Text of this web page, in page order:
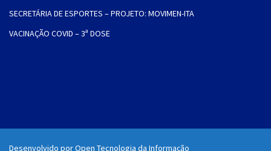
SECRETÁRIA DE ESPORTES – PROJETO: MOVIMEN-ITA
VACINAÇÃO COVID – 3ª DOSE
Desenvolvido por Open Tecnologia da Informação